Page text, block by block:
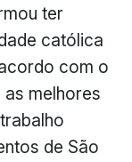
ter
católica
com o
melhores
de São